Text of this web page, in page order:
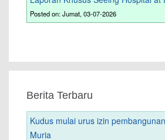
Posted on: Jumat, 03-07-2026
Berita Terbaru
Kudus mulai urus izin
Muria